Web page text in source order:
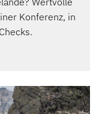
Konferenz, in